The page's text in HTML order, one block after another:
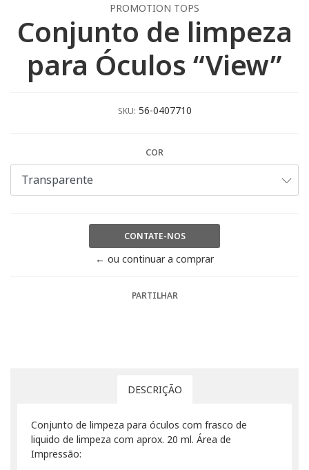
PROMOTION TOPS
Conjunto de limpeza
para Óculos “View”
SKU: 56-0407710
COR
CONTATE-NOS
← ou continuar a comprar
PARTILHAR
DESCRIÇÃO
Conjunto de limpeza para óculos com frasco de
liquido de limpeza com aprox. 20 ml. Área de
Impressão: